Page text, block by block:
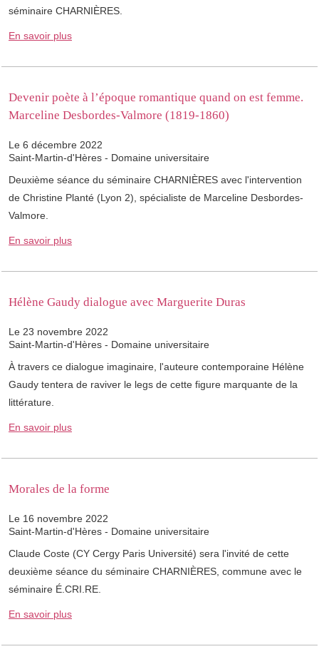
séminaire CHARNIÈRES.
En savoir plus
Devenir poète à l’époque romantique quand on est femme.
Marceline Desbordes-Valmore (1819-1860)
Le 6 décembre 2022
Saint-Martin-d'Hères - Domaine universitaire
Deuxième séance du séminaire CHARNIÈRES avec l'intervention
de Christine Planté (Lyon 2), spécialiste de Marceline Desbordes-
Valmore.
En savoir plus
Hélène Gaudy dialogue avec Marguerite Duras
Le 23 novembre 2022
Saint-Martin-d'Hères - Domaine universitaire
À travers ce dialogue imaginaire, l'auteure contemporaine Hélène
Gaudy tentera de raviver le legs de cette figure marquante de la
littérature.
En savoir plus
Morales de la forme
Le 16 novembre 2022
Saint-Martin-d'Hères - Domaine universitaire
Claude Coste (CY Cergy Paris Université) sera l'invité de cette
deuxième séance du séminaire ​CHARNIÈRES, commune avec le
séminaire É.CRI.RE.
En savoir plus